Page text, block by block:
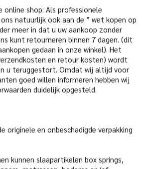
online shop: Als professionele
natuurlijk ook aan de ” wet kopen op
meer in dat u uw aankoop zonder
kunt retourneren binnen 7 dagen. (dit
gedaan in onze winkel). Het
en retour kosten) wordt
u teruggestort. Omdat wij altijd voor
goed willen informeren hebben wij
duidelijk opgesteld.
originele en onbeschadigde verpakking
kunnen slaapartikelen box springs,